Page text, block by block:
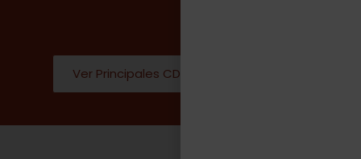
Ver Principales CD Donde operamos